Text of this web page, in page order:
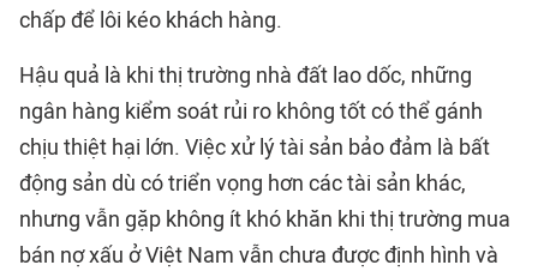
chấp để lôi kéo khách hàng.
Hậu quả là khi thị trường nhà đất lao dốc, những
ngân hàng kiểm soát rủi ro không tốt có thể gánh
chịu thiệt hại lớn. Việc xử lý tài sản bảo đảm là bất
động sản dù có triển vọng hơn các tài sản khác,
nhưng vẫn gặp không ít khó khăn khi thị trường mua
bán nợ xấu ở Việt Nam vẫn chưa được định hình và